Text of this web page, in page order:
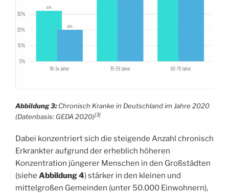
Abbildung 3:Chronisch Kranke in Deutschland im Jahre 2020
(Datenbasis: GEDA 2020)[3]
Dabei konzentriert sich die steigende Anzahl chronisch
Erkrankter aufgrund der erheblich höheren
Konzentration jüngerer Menschen in den Großstädten
(siehe Abbildung 4) stärker in den kleinen und
mittelgroßen Gemeinden (unter 50.000 Einwohnern),